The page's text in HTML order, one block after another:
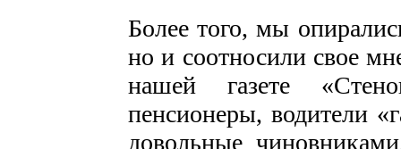
Более того, мы
но и соотносили свое
нашей газете
пенсионеры, водители
довольные